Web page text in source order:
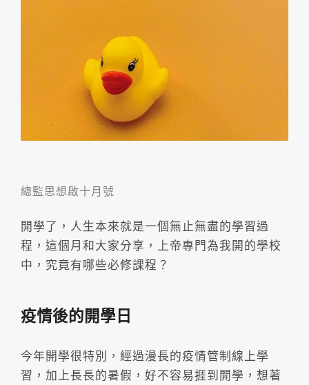
總監思想啟十月號
開學了，人生本來就是一個無止無盡的學習過
程，這個月和大家分享，上帝專門為我開的學校
中，究竟有哪些必修課程？
疫情後的開學日
今年開學很特別，經過漫長的疫情管制線上學
習，加上長長的暑假，好不容易捱到開學，想著